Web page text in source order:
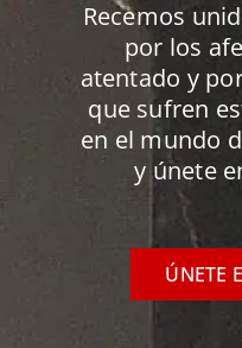
Recemos
por los
atentado y
que sufren
en el mundo
y únete
ÚNETE